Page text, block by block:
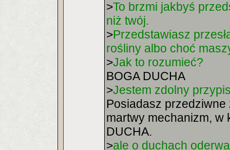
>To brzmi jakbyś
niż twój.
>Przedstawiasz
rośliny albo choć
>Jak to rozumieć?
BOGA DUCHA
>Jestem zdolny
Posiadasz
martwy mechanizm, w
DUCHA.
>ale o duchach